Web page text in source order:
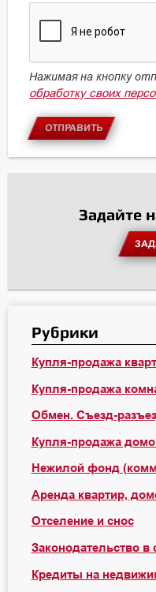
Нажимая на кнопку
обработку своих
ОТПРАВИТЬ
Задайте
Рубрики
Купля-продажа
Купля-продажа
Обмен. Съезд-
Купля-продажа
Нежилой фонд
Аренда квартир,
Отселение и снос
Законодательство
Кредиты на